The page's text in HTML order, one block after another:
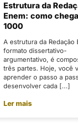
Estrutura da
Enem: como
1000
A estrutura da Redação
formato dissertativo-
argumentativo, é
três partes. Hoje, você
aprender o passo a
desenvolver cada [...]
Ler mais